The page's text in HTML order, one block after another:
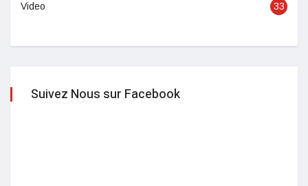
Video 33
Suivez Nous sur Facebook